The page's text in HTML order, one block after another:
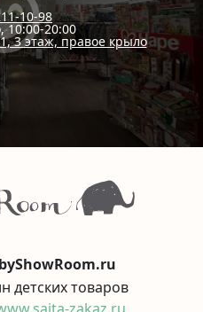
10-98
10:00-20:00
3 этаж, правое крыло
детских товаров
zakaz.ru